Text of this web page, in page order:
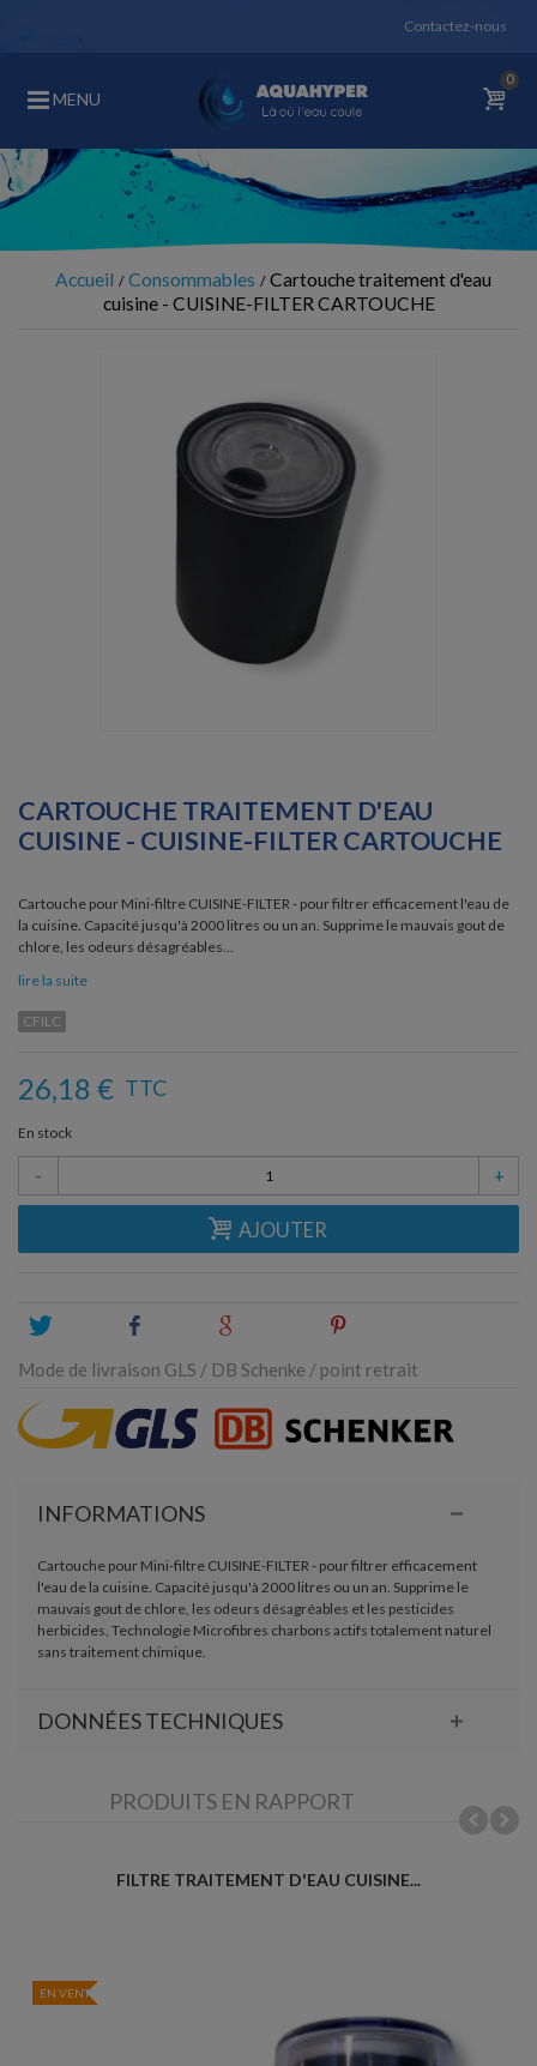
Contactez-nous
MENU
0
Accueil Consommables
Cartouche traitement d'eau
cuisine - CUISINE-FILTER CARTOUCHE
CARTOUCHE TRAITEMENT D'EAU
CUISINE - CUISINE-FILTER CARTOUCHE
Cartouche pour Mini-filtre CUISINE-FILTER - pour filtrer efficacement l'eau de
la cuisine. Capacité jusqu'à 2000 litres ou un an. Supprime le mauvais gout de
chlore, les odeurs désagréables...
lire la suite
CFILC
26,18 € TTC
En stock
- +
AJOUTER
Tweet
Mode de livraison GLS / DB Schenke / point retrait
INFORMATIONS
Cartouche pour Mini-filtre CUISINE-FILTER - pour filtrer efficacement
l'eau de la cuisine. Capacité jusqu'à 2000 litres ou un an. Supprime le
mauvais gout de chlore, les odeurs désagréables et les pesticides
herbicides, Technologie Microfibres charbons actifs totalement naturel
sans traitement chimique.
DONNÉES TECHNIQUES
PRODUITS EN RAPPORT
FILTRE TRAITEMENT D'EAU CUISINE...
EN VENTE